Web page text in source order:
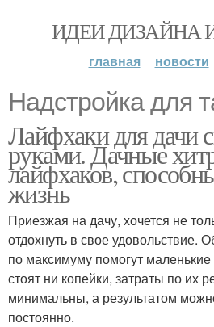
ИДЕИ ДИЗАЙНА
главная новости
Надстройка для
Лайфхаки для дачи
руками. Дачные
лайфхаков,
жизнь
Приезжая на дачу, хочется не
отдохнуть в свое удовольствие.
по максимуму помогут
стоят ни копейки, затраты по их
минимальны, а результатом
постоянно.